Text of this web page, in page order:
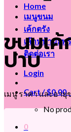
Home
เมนูขนม
เค้กตรัง
เค้กหน้ามะพ
ติดต่อเรา
Login
Cart /$0.00
No
0
ขนมเ
ปาบ
เมนู ราคา และอา